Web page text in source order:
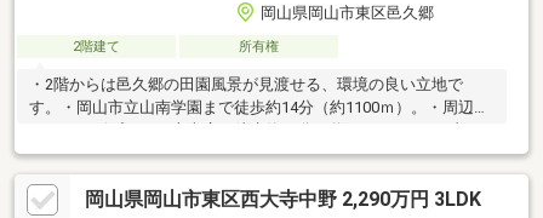
岡山県岡山市東区邑久郷
2階建て 所有権
・2階からは邑久郷の田園風景が見渡せる、環境の良い立地で
す。・岡山市立山南学園まで徒歩約14分（約1100ｍ）。・周辺に
レブン岡山宿毛店（徒歩約13分 約1030ｍ）など、商業施設も充
実しています。・一部地目「畑」有り。
岡山県岡山市東区西大寺中野 2,290万円 3LDK